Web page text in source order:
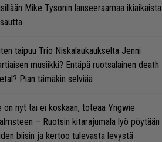
Mike Tysonin lanseeraamaa ikiaikaista
taipuu Trio Niskalaukaukselta Jenni
musiikki? Entäpä ruotsalainen death
Pian tämäkin selviää
on nyt tai ei koskaan, toteaa Yngwie
– Ruotsin kitarajumala lyö pöytään
biisin ja kertoo tulevasta levystä